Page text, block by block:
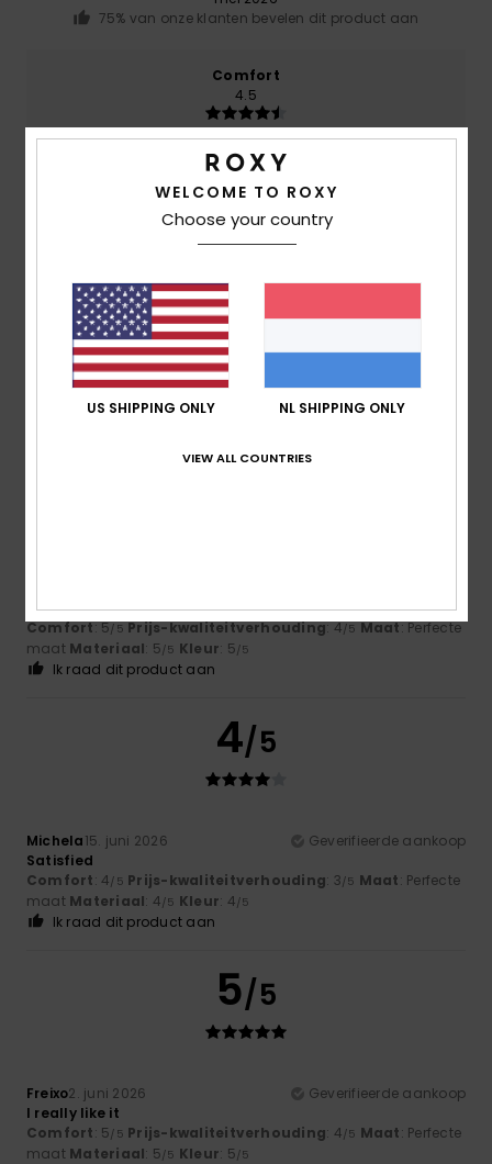
75% van onze klanten bevelen dit product aan
Comfort
4.5
Prijs-kwaliteitverhouding
3.8
Te klein Te groot
Kleur
It’s very comfortable, high-quality and beautiful
Comfort: 5/5 Prijs-kwaliteitverhouding: 4/5 Maat: Perfecte
maat Materiaal: 5/5 Kleur: 5/5
Ik raad dit product aan
4/5
Michela15. juni 2026
Geverifieerde aankoop
Satisfied
Comfort: 4/5 Prijs-kwaliteitverhouding: 3/5 Maat: Perfecte
maat Materiaal: 4/5 Kleur: 4/5
Ik raad dit product aan
5/5
Freixo2. juni 2026
Geverifieerde aankoop
I really like it
Comfort: 5/5 Prijs-kwaliteitverhouding: 4/5 Maat: Perfecte
maat Materiaal: 5/5 Kleur: 5/5
WELCOME TO ROXY
Choose your country
US SHIPPING ONLY NL SHIPPING ONLY
VIEW ALL COUNTRIES